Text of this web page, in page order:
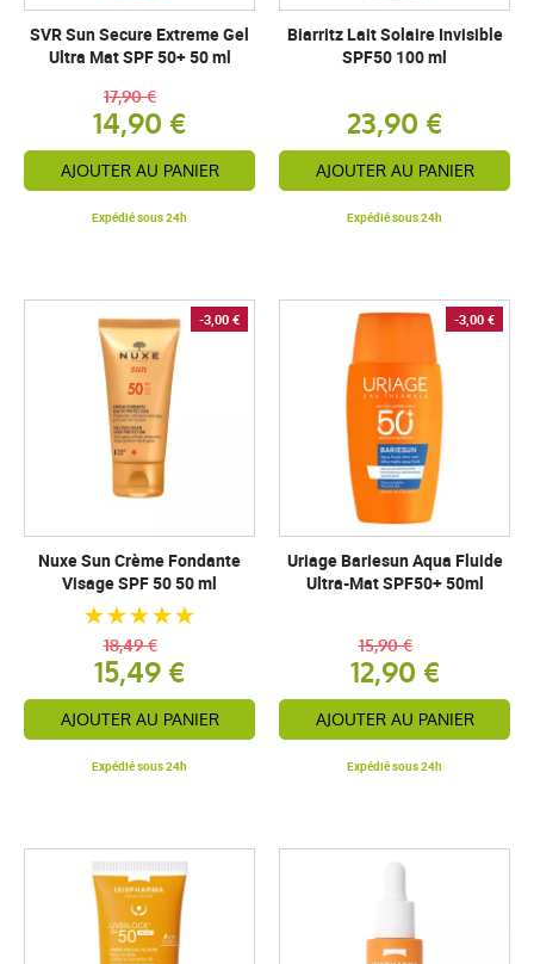
SVR Sun Secure Extreme Gel
Ultra Mat SPF 50+ 50 ml
14,90 €
17,90 €
AJOUTER AU PANIER
Expédié sous 24h
Biarritz Lait Solaire Invisible
SPF50 100 ml
23,90 €
AJOUTER AU PANIER
Expédié sous 24h
-3,00 €
Nuxe Sun Crème Fondante
Visage SPF 50 50 ml
15,49 €
18,49 €
AJOUTER AU PANIER
Expédié sous 24h
-3,00 €
Uriage Bariesun Aqua Fluide
Ultra-Mat SPF50+ 50ml
12,90 €
15,90 €
AJOUTER AU PANIER
Expédié sous 24h